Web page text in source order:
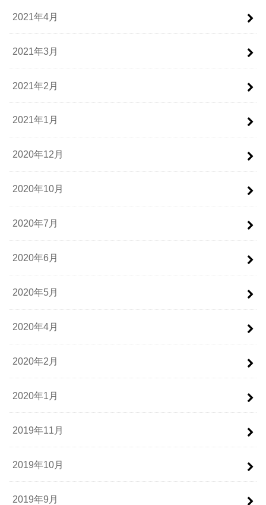
2021年4月
2021年3月
2021年2月
2021年1月
2020年12月
2020年10月
2020年7月
2020年6月
2020年5月
2020年4月
2020年2月
2020年1月
2019年11月
2019年10月
2019年9月